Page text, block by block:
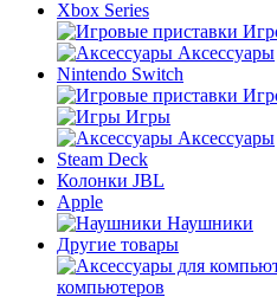
Xbox Series
Аксессуары
Nintendo Switch
Игры
Аксессуары
Steam Deck
Колонки JBL
Apple
Наушники
Другие товары
компьютеров